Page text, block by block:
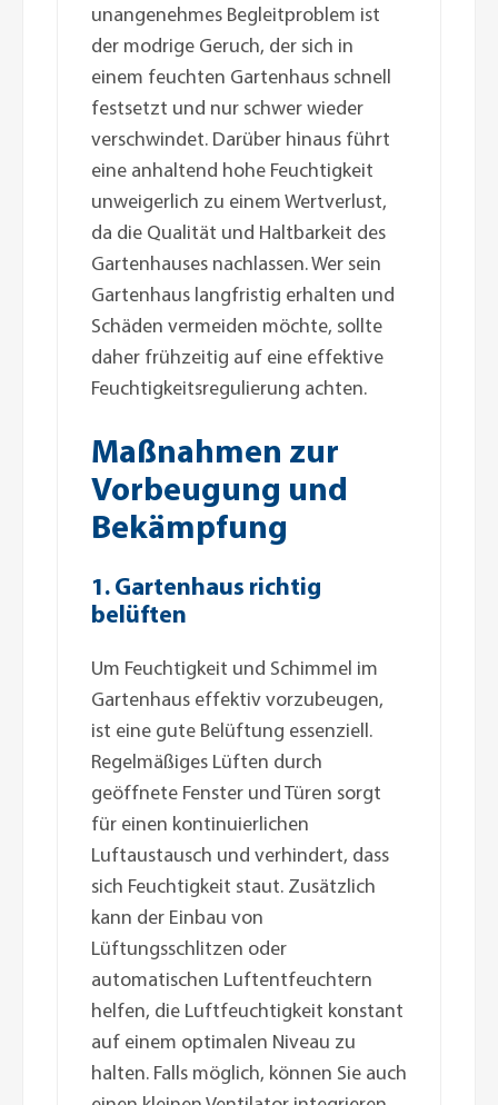
unangenehmes Begleitproblem ist
der modrige Geruch, der sich in
einem feuchten Gartenhaus schnell
festsetzt und nur schwer wieder
verschwindet. Darüber hinaus führt
eine anhaltend hohe Feuchtigkeit
unweigerlich zu einem Wertverlust,
da die Qualität und Haltbarkeit des
Gartenhauses nachlassen. Wer sein
Gartenhaus langfristig erhalten und
Schäden vermeiden möchte, sollte
daher frühzeitig auf eine effektive
Feuchtigkeitsregulierung achten.
Maßnahmen zur
Vorbeugung und
Bekämpfung
1. Gartenhaus richtig
belüften
Um Feuchtigkeit und Schimmel im
Gartenhaus effektiv vorzubeugen,
ist eine gute Belüftung essenziell.
Regelmäßiges Lüften durch
geöffnete Fenster und Türen sorgt
für einen kontinuierlichen
Luftaustausch und verhindert, dass
sich Feuchtigkeit staut. Zusätzlich
kann der Einbau von
Lüftungsschlitzen oder
automatischen Luftentfeuchtern
helfen, die Luftfeuchtigkeit konstant
auf einem optimalen Niveau zu
halten. Falls möglich, können Sie auch